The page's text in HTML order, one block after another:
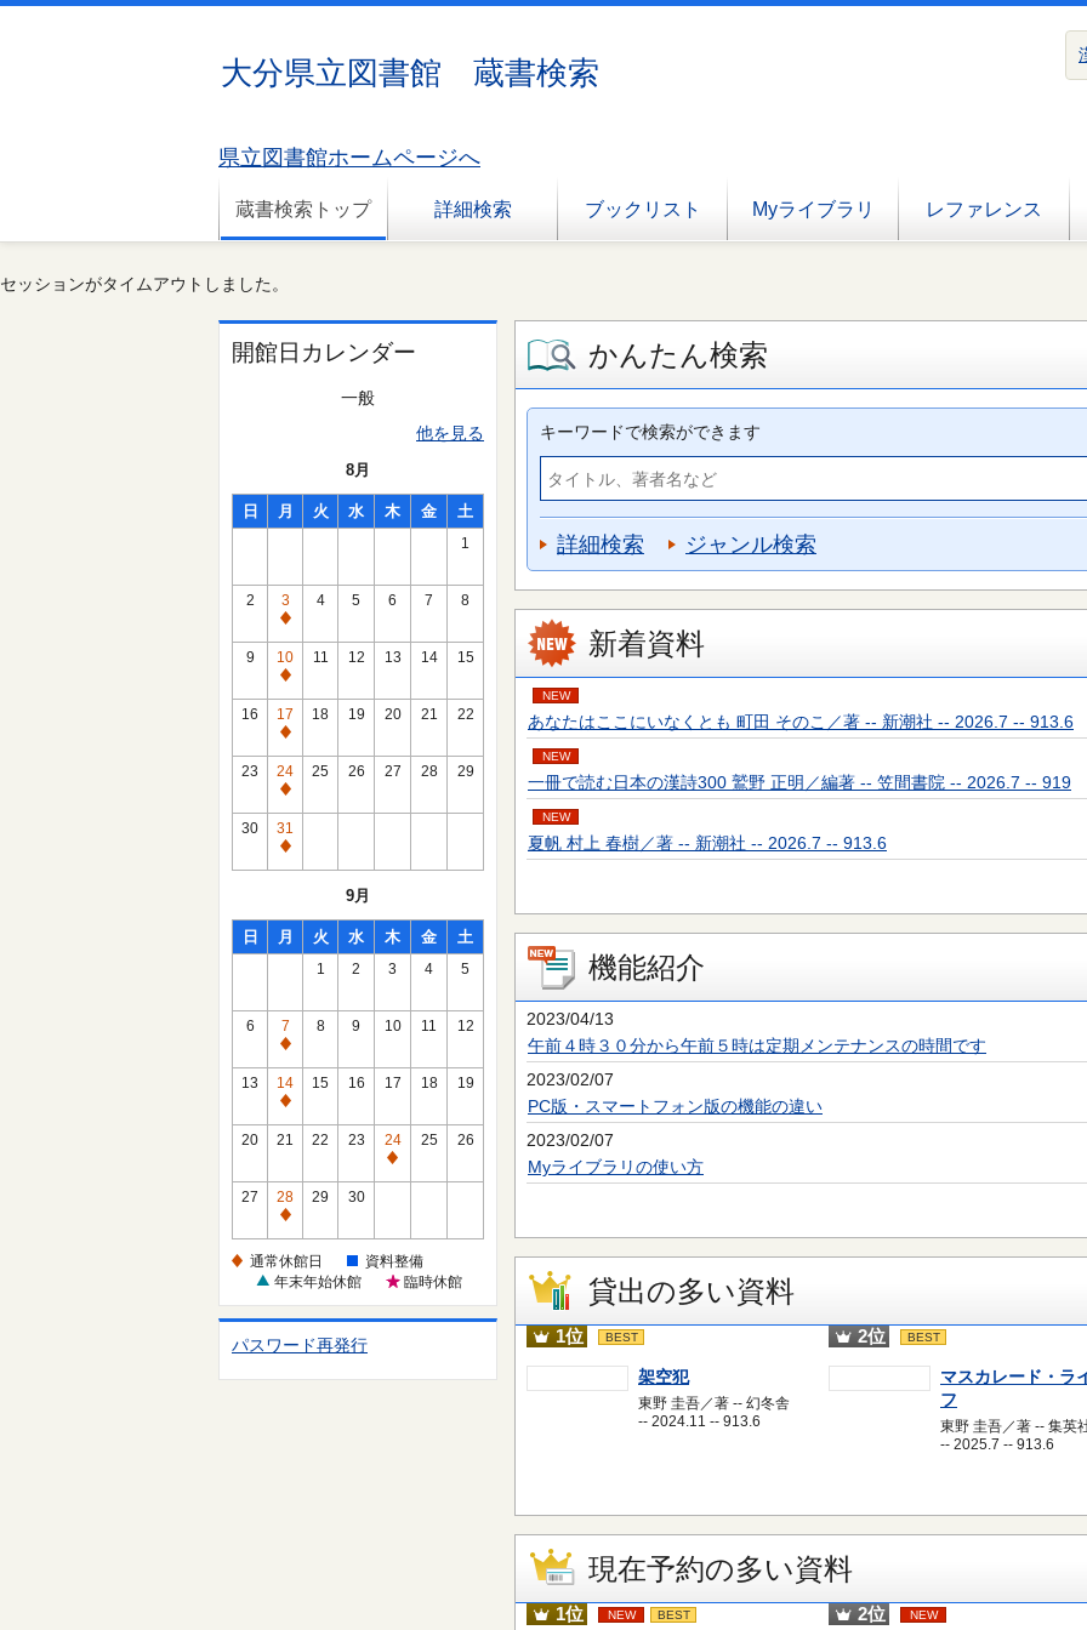
大分県立図書館 蔵書検索
県立図書館ホームページへ
蔵書検索トップ 詳細検索 ブックリスト Myライブラリ レファレンス
セッションがタイムアウトしました。
開館日カレンダー
一般
他を見る
8月
日 月 火 水 木 金 土
1
2
3
通
常
休
館
日
4 5 6 7 8
9
10
通
常
休
館
日
11 12 13 14 15
16
17
通
常
休
館
日
18 19 20 21 22
23
24
通
常
休
館
25 26 27 28 29
30
31
通
館
日
9月
日 月 火 水 木 金 土
1 2 3 4 5
6
7
通
常
休
館
8 9 10 11 12
13
14
通
常
館
日
15 16 17 18 19
20 21 22 23
24
通
館
日
25 26
27
28
通
休
日
29 30
通常休館日
資料整備
年末年始休館
臨時休館
パスワード再発行
かんたん検索
キーワードで検索ができます
詳細検索 ジャンル検索
新着資料
NEW
あなたはここにいなくとも 町田 そのこ／著 -- 新潮社 -- 2026.7 -- 913.6
NEW
一冊で読む日本の漢詩300 鷲野 正明／編著 -- 笠間書院 -- 2026.7 -- 919
NEW
夏帆 村上 春樹／著 -- 新潮社 -- 2026.7 -- 913.6
機能紹介
2023/04/13
午前４時３０分から午前５時は定期メンテナンスの時間です
2023/02/07
PC版・スマートフォン版の機能の違い
2023/02/07
Myライブラリの使い方
貸出の多い資料
1位 BEST
架空犯
東野 圭吾／著 -- 幻冬舎
-- 2024.11 -- 913.6
2位 BEST
マスカレード・ラ
フ
東野 圭吾／著 -- 集英
-- 2025.7 -- 913.6
現在予約の多い資料
1位 NEW BEST 2位 NEW